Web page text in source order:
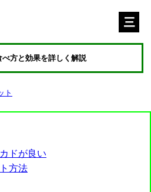
方と効果を詳しく解説
ト
ドが良い
方法